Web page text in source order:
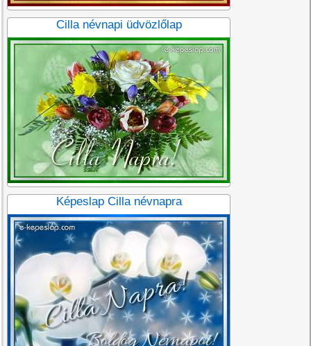
Cilla névnapi üdvözlőlap
Képeslap Cilla névnapra